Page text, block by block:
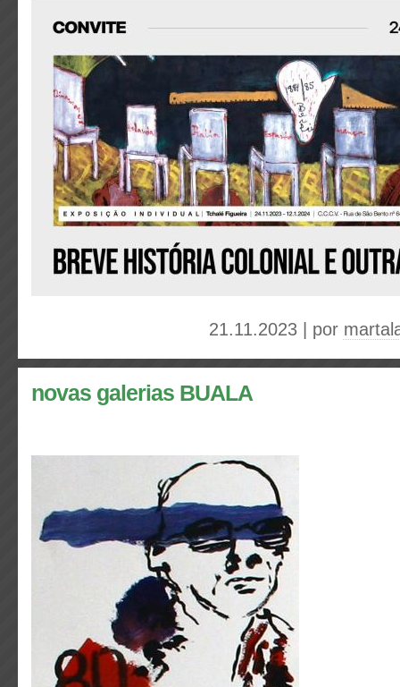
21.11.2023 | por
novas galerias BUALA